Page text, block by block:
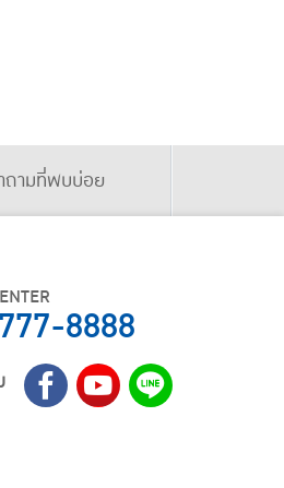
ถามที่พบบ่อย
8888